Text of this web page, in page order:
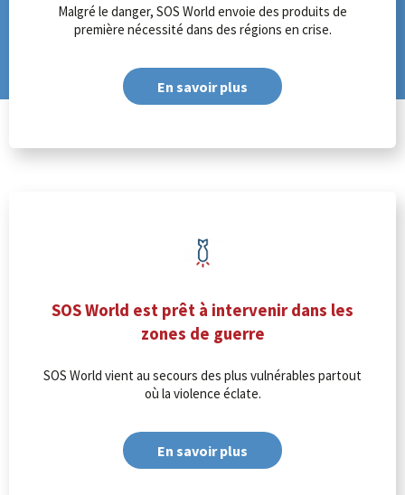
Malgré le danger, SOS World envoie des produits de
première nécessité dans des régions en crise.
En savoir plus
SOS World est prêt à intervenir dans les
zones de guerre
SOS World vient au secours des plus vulnérables partout
où la violence éclate.
En savoir plus